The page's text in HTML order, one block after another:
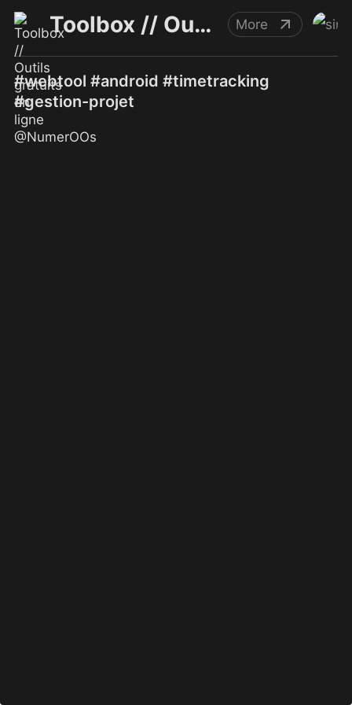
Toolbox // Outils gratuits en ligne @NumerOOs More
#webtool #android #timetracking
#gestion-projet